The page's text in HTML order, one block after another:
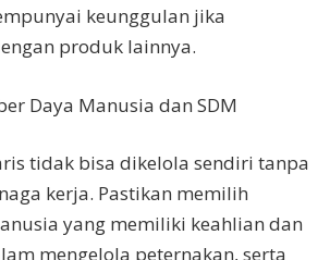
keunggulan jika
produk lainnya.
Daya Manusia dan SDM
tidak bisa dikelola sendiri tanpa
kerja. Pastikan memilih
yang memiliki keahlian dan
mengelola peternakan, serta